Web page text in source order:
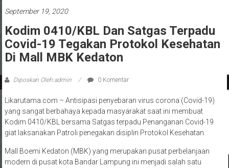
September 19, 2020
Kodim 0410/KBL Dan Satgas Terpadu
Covid-19 Tegakan Protokol Kesehatan
Di Mall MBK Kedaton
Diposkan Oleh:admin 0 Komentar
Likarutama.com – Antisipasi penyebaran virus corona (Covid-19)
yang sangat berbahaya kepada masyarakat saat ini membuat
Kodim 0410/KBL bersama Satgas terpadu Penanganan Covid-19
giat laksanakan Patroli penegakan disiplin Protokol Kesehatan.
Mall Boemi Kedaton (MBK) yang merupakan pusat perbelanjaan
modern di pusat kota Bandar Lampung ini menjadi salah satu